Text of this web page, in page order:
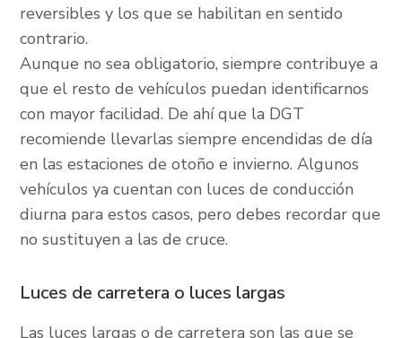
reversibles y los que se habilitan en sentido
contrario.
Aunque no sea obligatorio, siempre contribuye a
que el resto de vehículos puedan identificarnos
con mayor facilidad. De ahí que la DGT
recomiende llevarlas siempre encendidas de día
en las estaciones de otoño e invierno. Algunos
vehículos ya cuentan con luces de conducción
diurna para estos casos, pero debes recordar que
no sustituyen a las de cruce.
Luces de carretera o luces largas
Las luces largas o de carretera son las que se